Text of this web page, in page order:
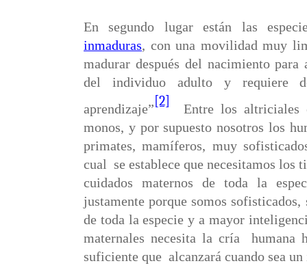
En segundo lugar están las
inmaduras, con una movilidad muy
madurar después del nacimiento para
del individuo adulto y requiere
aprendizaje”
[2]
Entre los altriciales
monos, y por supuesto nosotros los
primates, mamíferos, muy
cual se establece que necesitamos los
cuidados maternos de toda la
justamente porque somos
de toda la especie y a mayor
maternales necesita la cría humana
suficiente que alcanzará cuando sea